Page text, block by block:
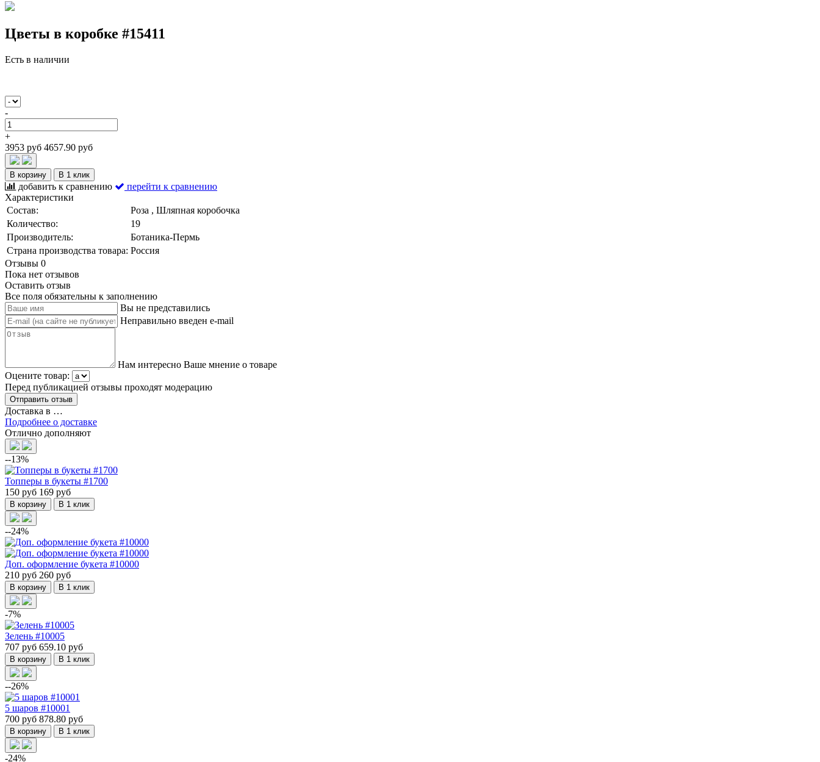
Цветы в коробке #15411
Есть в наличии
-
+
3953 руб 4657.90 руб
В корзину В 1 клик
добавить к сравнению
перейти к сравнению
Характеристики
Состав:
Роза , Шляпная коробочка
Количество:
19
Производитель:
Ботаника-Пермь
Страна производства товара: Россия
Отзывы 0
Пока нет отзывов
Оставить отзыв
Все поля обязательны к заполнению
Вы не представились
Неправильно введен e-mail
Нам интересно Ваше мнение о товаре
Оцените товар:
Перед публикацией отзывы проходят модерацию
Доставка в …
Подробнее о доставке
Отлично дополняют
--13%
Топперы в букеты #1700
150 руб 169 руб
В корзину В 1 клик
--24%
Доп. оформление букета #10000
210 руб 260 руб
В корзину В 1 клик
-7%
Зелень #10005
707 руб 659.10 руб
В корзину В 1 клик
--26%
5 шаров #10001
700 руб 878.80 руб
В корзину В 1 клик
-24%